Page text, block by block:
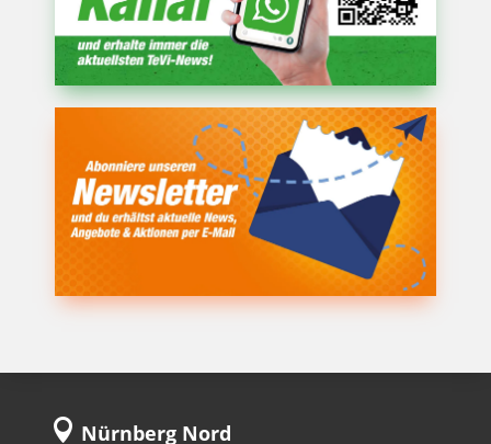
 Nürnberg Nord